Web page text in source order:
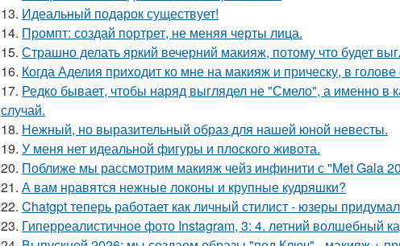
13. Идеальный подарок существует!
14. Промпт: создай портрет, не меняя черты лица.
15. Страшно делать яркий вечерний макияж, потому что будет
16. Когда Аделия приходит ко мне на макияж и прическу, в голове
17. Редко бывает, чтобы наряд выглядел не "Смело", а именно в
случай.
18. Нежный, но выразительный образ для нашей юной невесты.
19. У меня нет идеальной фигуры и плоского живота.
20. Поближе мы рассмотрим макияж чейз инфинити с "Met Gala
21. А вам нравятся нежные локоны и крупные кудряшки?
22. Chatgpt теперь работает как личный стилист - юзеры
23. Гиперреалистичное фото Instagram, 3: 4. летний волшебный